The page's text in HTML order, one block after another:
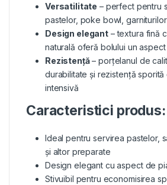
Versatilitate – perfect pentru
pastelor, poke bowl,
Design elegant – textura fină
naturală oferă bolului un
Rezistență– porțelanul de
durabilitate și rezistență sporită
intensivă
Caracteristici produs:
Ideal pentru servirea pastelor,
și altor preparate
Design elegant cu aspect de
Stivuibil pentru economisirea